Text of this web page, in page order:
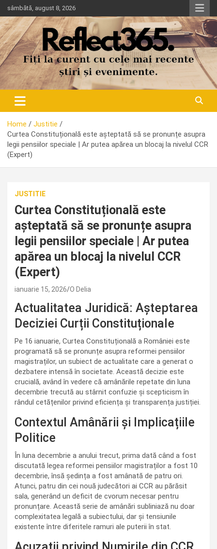
Skip
to
content
sâmbătă, august 8, 2026
Home
Justitie
Curtea Constituțională este așteptată să se pronunțe asupra
legii pensiilor speciale | Ar putea apărea un blocaj la nivelul CCR
(Expert)
JUSTITIE
Curtea Constituțională este
așteptată să se pronunțe asupra
legii pensiilor speciale | Ar putea
apărea un blocaj la nivelul CCR
(Expert)
ianuarie 15, 2026 O Delia
Actualitatea Juridică: Așteptarea
Deciziei Curții Constituționale
Pe 16 ianuarie, Curtea Constituțională a României este
programată să se pronunțe asupra reformei pensiilor
magistraților, un subiect de actualitate care a generat o
dezbatere intensă în societate. Această decizie este
crucială, având în vedere că amânările repetate din luna
decembrie trecută au stârnit confuzie și scepticism în
rândul cetățenilor privind eficiența și transparența justiției.
Contextul Amânării și Implicațiile
Politice
În luna decembrie a anului trecut, prima dată când a fost
discutată legea reformei pensiilor magistraților a fost 10
decembrie, însă ședința a fost amânată de patru ori.
Atunci, patru din cei nouă judecători ai CCR au părăsit
sala, generând un deficit de cvorum necesar pentru
pronunțare. Această serie de amânări subliniază nu doar
complexitatea legală a subiectului, dar și tensiunile
existente între diferitele ramuri ale puterii în stat.